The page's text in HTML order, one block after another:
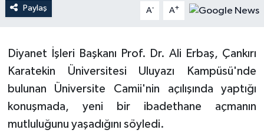
Paylaş A- A+
Diyanet İşleri Başkanı Prof. Dr. Ali Erbaş, Çankırı
Karatekin Üniversitesi Uluyazı Kampüsü'nde
bulunan Üniversite Camii'nin açılışında yaptığı
konuşmada, yeni bir ibadethane açmanın
mutluluğunu yaşadığını söyledi.
Bayburt Müftülüğü
Bilecik Müftülüğü
Bingöl Müftülüğü
Zekat
Eğitim
Kültür-Sanat
Aile